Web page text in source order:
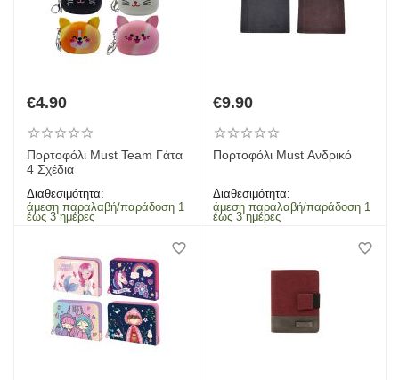
€4.90
Πορτοφόλι Must Team Γάτα
4 Σχέδια
Διαθεσιμότητα:
άμεση παραλαβή/παράδοση 1
έως 3 ημέρες
€9.90
Πορτοφόλι Must Ανδρικό
Διαθεσιμότητα:
άμεση παραλαβή/παράδοση 1
έως 3 ημέρες